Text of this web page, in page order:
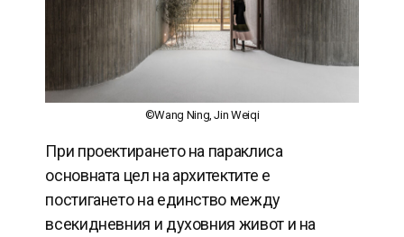
©Wang Ning, Jin Weiqi
При проектирането на параклиса
основната цел на архитектите е
постигането на единство между
всекидневния и духовния живот и на